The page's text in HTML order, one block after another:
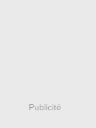
Publicité